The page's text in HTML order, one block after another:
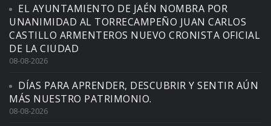
EL AYUNTAMIENTO DE JAÉN NOMBRA POR
UNANIMIDAD AL TORRECAMPEÑO JUAN CARLOS
CASTILLO ARMENTEROS NUEVO CRONISTA OFICIAL
DE LA CIUDAD
08-08-2026
DÍAS PARA APRENDER, DESCUBRIR Y SENTIR AÚN
MÁS NUESTRO PATRIMONIO.
08-08-2026